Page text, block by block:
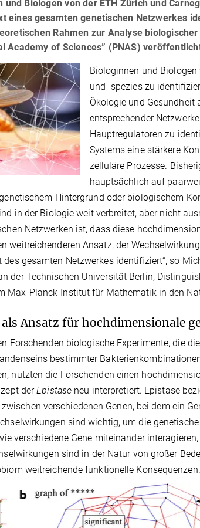
und Biologen von der ETH Zürich und
eines gesamten genetischen Netzwerkes
Rahmen zur Analyse
Academy of Sciences” (PNAS)
Biologinnen und
und -spezies zu
Ökologie und Gesundheit
entsprechender
Hauptregulatoren zu
Systems eine stärkere
zelluläre Prozesse.
hauptsächlich auf
Hintergrund oder biologischem
in der Biologie weit verbreitet, aber nicht
Netzwerken ist, dass diese
weitreichenderen Ansatz, der
gesamten Netzwerkes identifiziert“, so
der Technischen Universität Berlin,
Max-Planck-Institut für Mathematik in den
Ansatz für hochdimensionale
Forschenden biologische Experimente, die
bestimmter
nutzten die Forschenden einen
derEpistase neu interpretiert. Epistase
verschiedenen Genen, bei dem ein
sind wichtig, um die
verschiedene Gene miteinander
sind in der Natur von großer
weitreichende funktionelle Konsequenzen.